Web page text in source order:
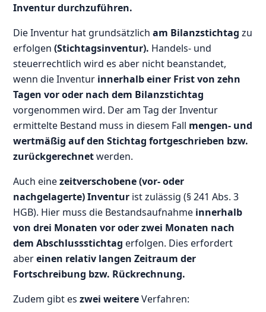
Inventur durchzuführen.
Die Inventur hat grundsätzlicham Bilanzstichtag zu
erfolgen (Stichtagsinventur). Handels- und
steuerrechtlich wird es aber nicht beanstandet,
wenn die Inventur innerhalb einer Frist von zehn
Tagen vor oder nach dem Bilanzstichtag
vorgenommen wird. Der am Tag der Inventur
ermittelte Bestand muss in diesem Fall mengen- und
wertmäßig auf den Stichtag fortgeschrieben bzw.
zurückgerechnetwerden.
Auch einezeitverschobene (vor- oder
nachgelagerte) Inventur ist zulässig (§ 241 Abs. 3
HGB). Hier muss die Bestandsaufnahme innerhalb
von drei Monaten vor oder zwei Monaten nach
dem Abschlussstichtag erfolgen. Dies erfordert
abereinen relativ langen Zeitraum der
Fortschreibung bzw. Rückrechnung.
Zudem gibt eszwei weitereVerfahren: